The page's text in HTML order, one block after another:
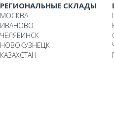
РЕГИОНАЛЬНЫЕ СКЛАДЫ
МОСКВА
ИВАНОВО
ЧЕЛЯБИНСК
НОВОКУЗНЕЦК
КАЗАХСТАН